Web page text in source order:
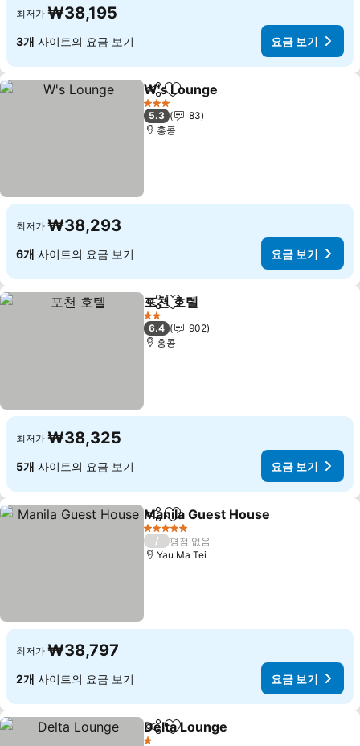
최저가 ₩38,195
3개 사이트의 요금 보기 요금 보기
공유 즐겨찾기에 추가
W's Lounge
3 성급
5.3
83
홍콩
최저가 ₩38,293
6개 사이트의 요금 보기 요금 보기
공유 즐겨찾기에 추가
포천 호텔
2 성급
6.4
902
홍콩
최저가 ₩38,325
5개 사이트의 요금 보기 요금 보기
공유 즐겨찾기에 추가
Manila Guest House
5 성급
/
평점 없음
Yau Ma Tei
최저가 ₩38,797
2개 사이트의 요금 보기 요금 보기
공유 즐겨찾기에 추가
Delta Lounge